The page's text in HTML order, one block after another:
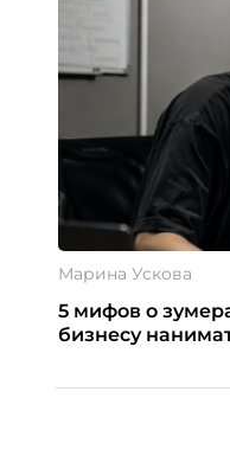
Марина Ускова
5 мифов о
бизнесу